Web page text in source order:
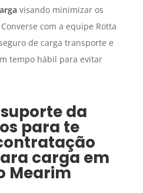
visando minimizar os
com a equipe Rotta
de carga transporte e
tempo hábil para evitar
da
para te
carga em
Mearim